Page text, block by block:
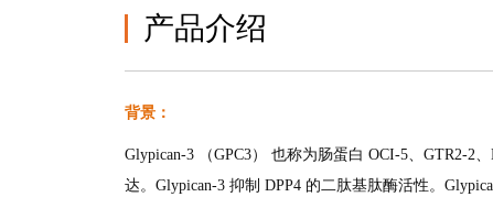
产品介绍
背景：
Glypican-3 （GPC3） 也称为肠蛋白 OCI-5、GTR2-2
达。Glypican-3 抑制 DPP4 的二肽基肽酶活性。